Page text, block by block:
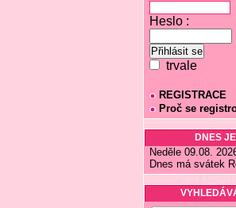
Heslo :
trvale
REGISTRACE
Proč se
DNES JE
Neděle 09.08.
Dnes má svátek